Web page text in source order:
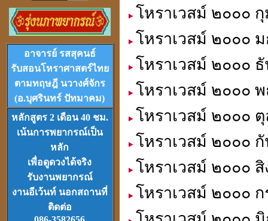
Version 1
ราคา 1,000
บาท
DVDเรียนดวงจีน
ชุดที่ 1-2-3
อาจารย์ รสสุคนธ์
รับสอนโหราศาสตร์ไทย
ตามทฤษฎี นวางศ์จักร
(อ.บุศรินทร์ ปัทมาคม)
หลักสูตร 2 เดือน 40 ชม.
เน้นการพยากรณ์เป็น
หลัก
เพื่อดูดวงได้จริง
รับงานพยากรณ์
งานอีเว้นท์ นอกสถานที่
ติดต่อ
โหราเวสม์ ๒๐๐๐
โหราเวสม์ ๒๐๐๐
โหราเวสม์ ๒๐๐๐
โหราเวสม์ ๒๐๐๐
โหราเวสม์ ๒๐๐๐
โหราเวสม์ ๒๐๐๐
โหราเวสม์ ๒๐๐๐
โหราเวสม์ ๒๐๐๐